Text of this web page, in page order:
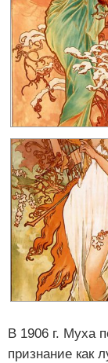
В 1906 г. Муха
признание как